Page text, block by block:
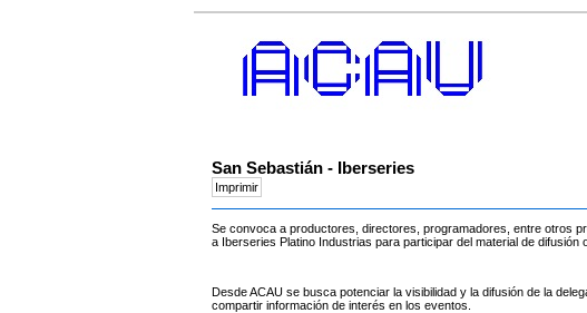
San Sebastián - Iberseries
Se convoca a productores, directores, programadores, entre otros
a Iberseries Platino Industrias para participar del material de difusión
Desde ACAU se busca potenciar la visibilidad y la difusión de la
compartir información de interés en los eventos.